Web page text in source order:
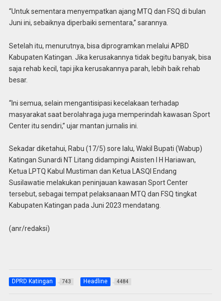
“Untuk sementara menyempatkan ajang MTQ dan FSQ di bulan
Juni ini, sebaiknya diperbaiki sementara,” sarannya.
Setelah itu, menurutnya, bisa diprogramkan melalui APBD
Kabupaten Katingan. Jika kerusakannya tidak begitu banyak, bisa
saja rehab kecil, tapi jika kerusakannya parah, lebih baik rehab
besar.
“Ini semua, selain mengantisipasi kecelakaan terhadap
masyarakat saat berolahraga juga memperindah kawasan Sport
Center itu sendiri,” ujar mantan jurnalis ini.
Sekadar diketahui, Rabu (17/5) sore lalu, Wakil Bupati (Wabup)
Katingan Sunardi NT Litang didampingi Asisten I H Hariawan,
Ketua LPTQ Kabul Mustiman dan Ketua LASQI Endang
Susilawatie melakukan peninjauan kawasan Sport Center
tersebut, sebagai tempat pelaksanaan MTQ dan FSQ tingkat
Kabupaten Katingan pada Juni 2023 mendatang.
(anr/redaksi)
DPRD Katingan 743 Headline 4484